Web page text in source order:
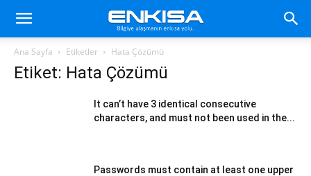
Ana Sayfa Etiketler Hata Çözümü
Etiket: Hata Çözümü
It can’t have 3 identical consecutive
characters, and must not been used in the...
Passwords must contain at least one upper